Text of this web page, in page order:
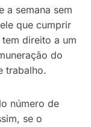
a semana sem
que cumprir
direito a um
do
trabalho.
número de
se o